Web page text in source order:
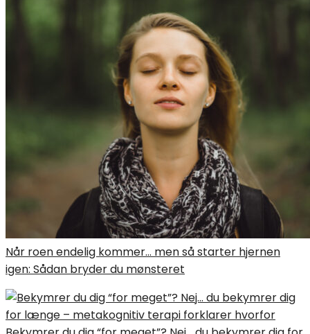
Når roen endelig kommer… men så starter hjernen
igen: Sådan bryder du mønsteret